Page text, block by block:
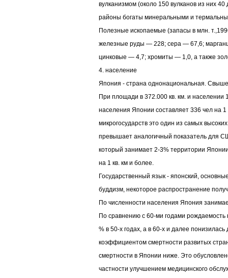
вулканизмом (около 150 вулканов из них
районы богаты минеральными и
Полезные ископаемые (запасы в млн.
железные руды — 228; сера — 67,6;
цинковые — 4,7; хромиты — 1,0, а также
4. население
Япония - страна однонациональная.
При площади в 372.000 кв. км. и населении
населения Японии составляет 336 чел на 1
микрогосударств это один из самых
превышает аналогичный показатель для
который занимает 2-3% территории
на 1 кв. км и более.
Государственный язык - японский,
буддизм, некоторое распространение
По численности населения Япония
По сравнению с 60-ми годами рождаемость
% в 50-х годах, а в 60-х и далее
коэффициентом смертности развитых
смертности в Японии ниже. Это
частности улучшением медицинского